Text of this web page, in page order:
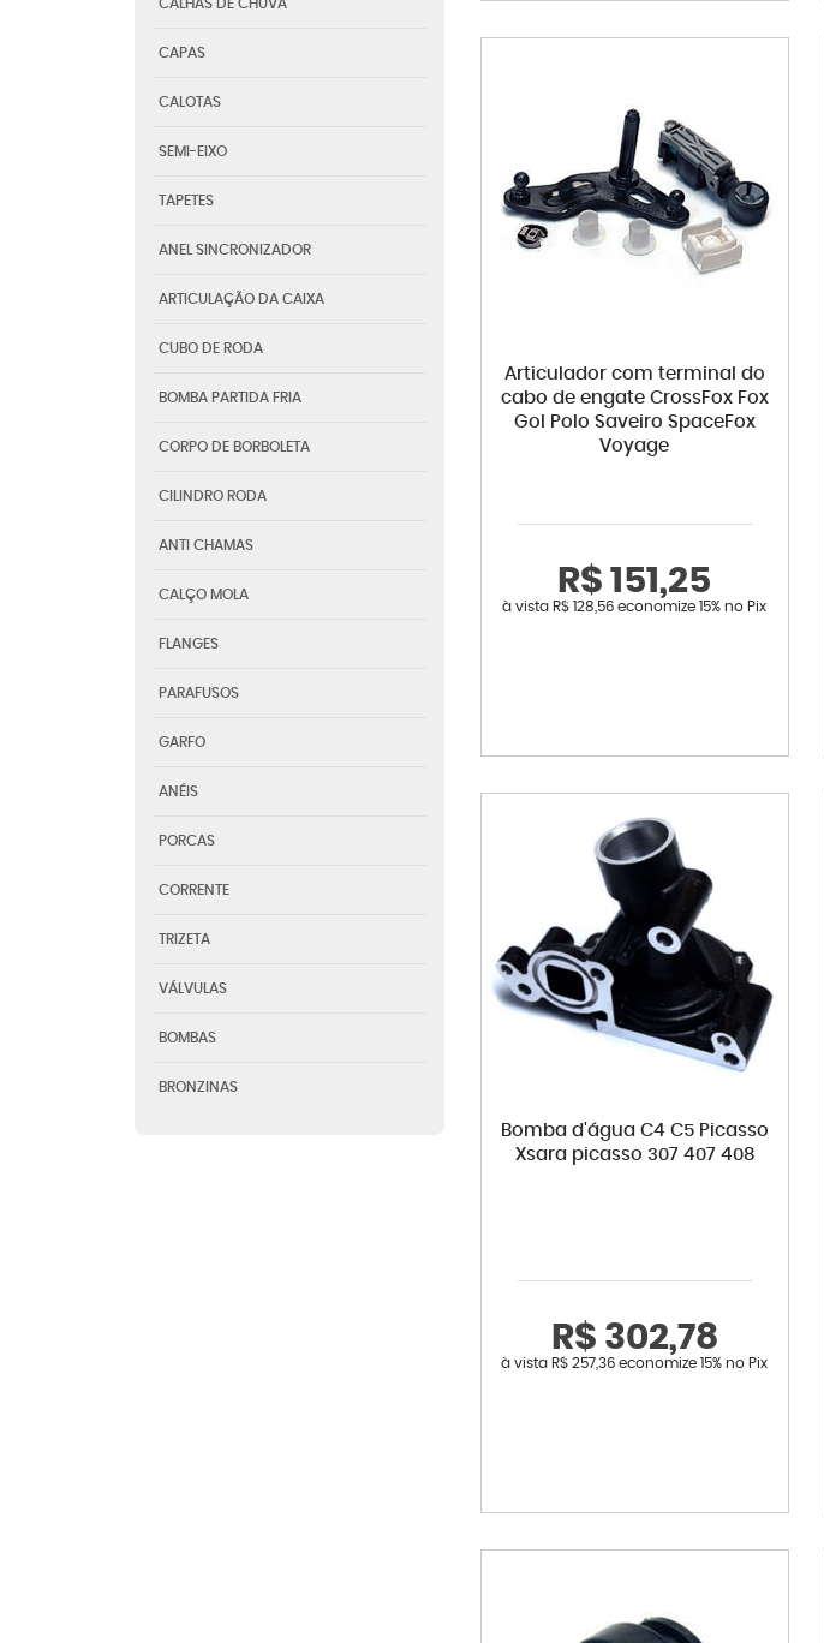
CALHAS DE CHUVA
CAPAS
CALOTAS
SEMI-EIXO
TAPETES
ANEL SINCRONIZADOR
ARTICULAÇÃO DA CAIXA
CUBO DE RODA
BOMBA PARTIDA FRIA
CORPO DE BORBOLETA
CILINDRO RODA
ANTI CHAMAS
CALÇO MOLA
FLANGES
PARAFUSOS
GARFO
ANÉIS
PORCAS
CORRENTE
TRIZETA
VÁLVULAS
BOMBAS
BRONZINAS
Articulador com terminal do
cabo de engate CrossFox Fox
Gol Polo Saveiro SpaceFox
Voyage
R$ 151,25
à vista R$ 128,56 economize 15% no Pix
Bomba d'água C4 C5 Picasso
Xsara picasso 307 407 408
R$ 302,78
à vista R$ 257,36 economize15% no Pix